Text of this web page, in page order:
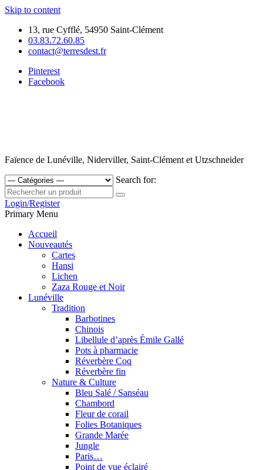
Skip to content
13, rue Cyfflé, 54950 Saint-Clément
03.83.72.60.85
contact@terresdest.fr
Pinterest
Facebook
Faïence de Lunéville, Niderviller, Saint-Clément et Utzschneider
Search for:
Login/Register
Primary Menu
Accueil
Nouveautés
Cartes
Hansi
Lichen
Zaza Rouge et Noir
Lunéville
Tradition
Barbotines
Chinois
Libellule d’après Émile Gallé
Pots à pharmacie
Réverbère Coq
Réverbère fin
Nature & Culture
Bleu Salé / Sanséau
Chambord
Fleur de corail
Folies Botaniques
Grande Marée
Jungle
Paris…
Point de vue éclairé